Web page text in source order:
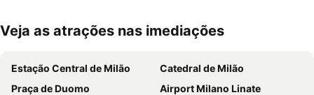
Ampliar mapa
Veja as atrações nas imediações
Estação Central de Milão
Catedral de Milão
Praça de Duomo
Airport Milano Linate